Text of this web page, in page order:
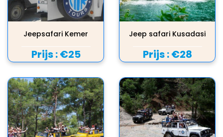
Jeepsafari Kemer
Prijs :€25
Jeep safari Kusadasi
Prijs :€28